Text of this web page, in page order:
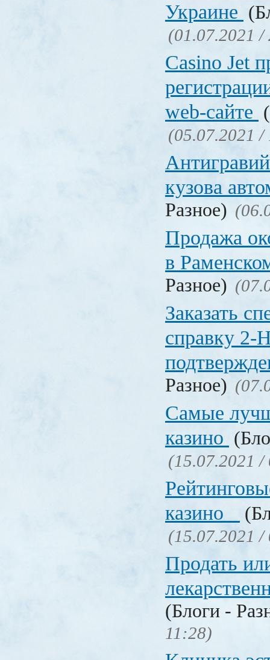
Украине
(01.07.2021 /
Сasino Jet
web-сайте
(05.07.2021 /
кузова
Разное)
Продажа
в
Разное)
Заказать
справку
Разное)
Самые
казино
(15.07.2021 /
казино
(15.07.2021 /
Продать
(Блоги -
11:28)